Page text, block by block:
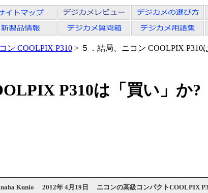
ン COOLPIX P310 > ５．結局、ニコン COOLPIX P310
P310は「買い」か?
Kunio 2012年 4月19日 ニコンの高級コンパクトCOOLPIX